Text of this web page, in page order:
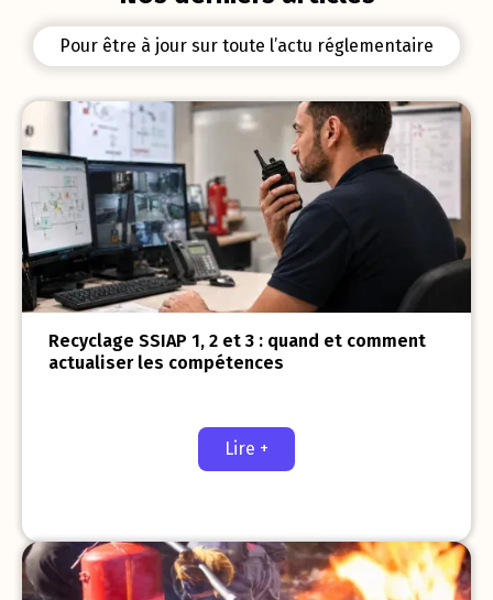
Pour être à jour sur toute l’actu réglementaire
Recyclage SSIAP 1, 2 et 3 : quand et comment
actualiser les compétences
Lire +